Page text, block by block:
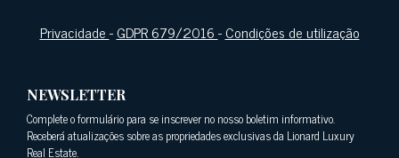
Privacidade-GDPR 679/2016-Condições de utilização
NEWSLETTER
Complete o formulário para se inscrever no nosso boletim informativo.
Receberá atualizações sobre as propriedades exclusivas da Lionard Luxury
Real Estate.